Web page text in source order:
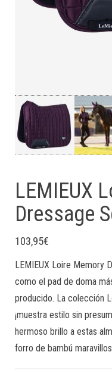
LEMIEUX
Dressage
103,95€
LEMIEUX Loire Memory
como el pad de doma
producido. La colección
¡muestra estilo sin
hermoso brillo a estas
forro de bambú